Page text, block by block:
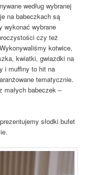
według wybranej
na babeczkach są
wykonać wybrane
czy też
kotwice,
kwiatki, gwiazdki na
i muffiny to hit na
tematycznie.
małych babeczek –
słodki bufet